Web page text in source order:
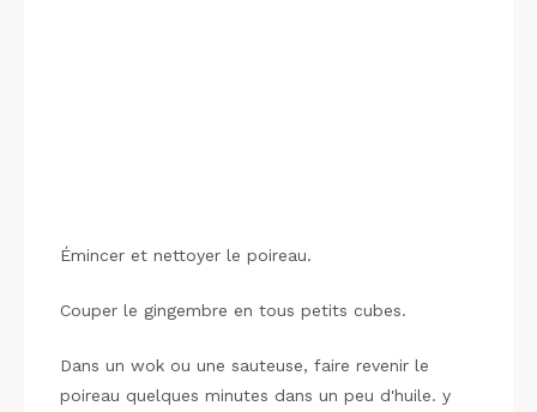
Émincer et nettoyer le poireau.
Couper le gingembre en tous petits cubes.
Dans un wok ou une sauteuse, faire revenir le
poireau quelques minutes dans un peu d'huile. y